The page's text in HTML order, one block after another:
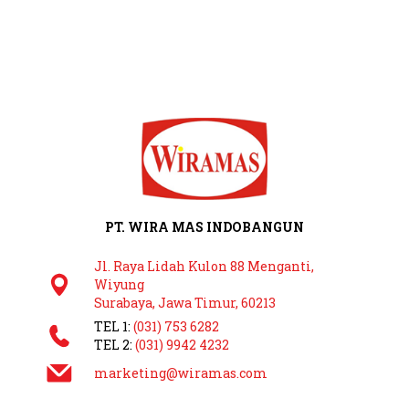
PT. WIRA MAS INDOBANGUN
Jl. Raya Lidah Kulon 88 Menganti,
Wiyung
Surabaya, Jawa Timur, 60213
TEL 1: (031) 753 6282
TEL 2: (031) 9942 4232
marketing@wiramas.com